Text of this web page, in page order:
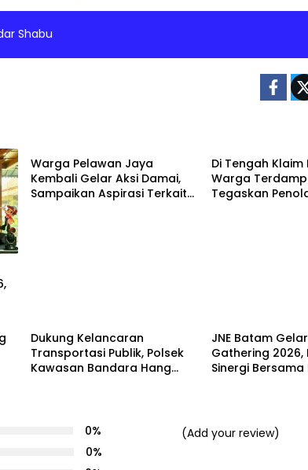
Shabu
Warga Pelawan Jaya
Kembali Gelar Aksi Damai,
Sampaikan Aspirasi Terkait
Di Tengah Klaim
Warga
Tegaskan
Dukung Kelancaran
Transportasi Publik, Polsek
Kawasan Bandara Hang
JNE Batam
Gathering 2026,
Sinergi
0%
0%
(Add your review)